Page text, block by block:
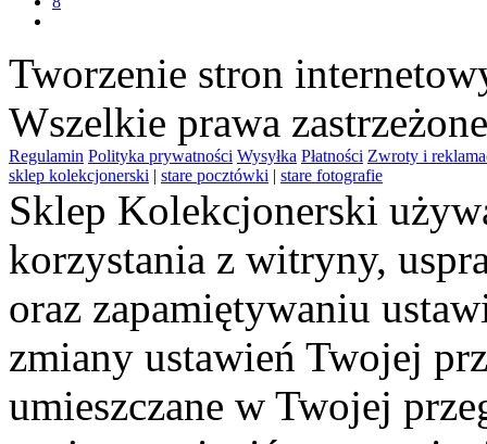
Tworzenie stron
Wszelkie prawa
Regulamin Polityka prywatności Wysyłka Płatności Zwroty i
sklep kolekcjonerski | stare pocztówki | stare fotografie
Sklep Kolekcjonerski
korzystania z witryny,
oraz zapamiętywaniu
zmiany ustawień Twojej
umieszczane w Twojej